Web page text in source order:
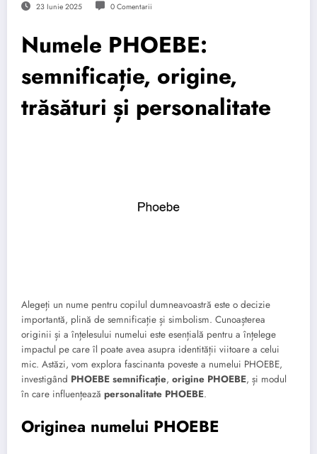
23 Iunie 2025 0 Comentarii
Numele PHOEBE:
semnificație, origine,
trăsături și personalitate
Alegeți un nume pentru copilul dumneavoastră este o decizie
importantă, plină de semnificație și simbolism. Cunoașterea
originii și a înțelesului numelui este esențială pentru a înțelege
impactul pe care îl poate avea asupra identității viitoare a celui
mic. Astăzi, vom explora fascinanta poveste a numelui PHOEBE,
investigând PHOEBE semnificație, origine PHOEBE, și modul
în care influențează personalitate PHOEBE.
Originea numelui PHOEBE